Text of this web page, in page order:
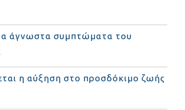
τα άγνωστα συμπτώματα του
η αύξηση στο προσδόκιμο ζωής